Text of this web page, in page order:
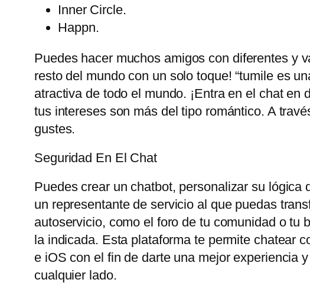
Inner Circle.
Happn.
Puedes hacer muchos amigos con diferentes y
resto del mundo con un solo toque! “tumile es
atractiva de todo el mundo. ¡Entra en el chat
tus intereses son más del tipo romántico. A
gustes.
Seguridad En El Chat
Puedes crear un chatbot, personalizar su
un representante de servicio al que puedas
autoservicio, como el foro de tu comunidad o tu
la indicada. Esta plataforma te permite chatear
e iOS con el fin de darte una mejor experiencia
cualquier lado.